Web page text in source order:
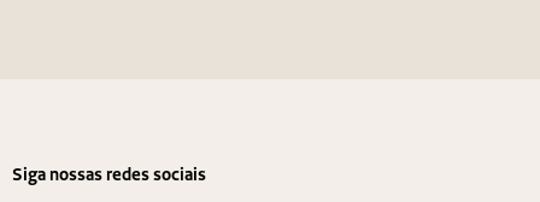
Siga nossas redes sociais